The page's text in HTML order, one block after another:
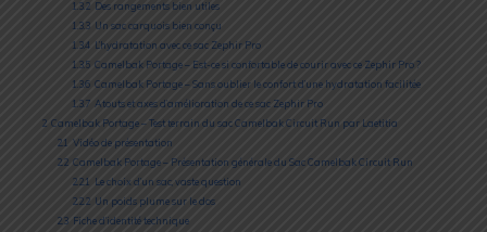
1.3.2 Des rangements bien utiles
1.3.3 Un sac carquois bien conçu
1.3.4 L’hydratation avec ce sac Zephir Pro
1.3.5 Camelbak Portage – Est-ce si confortable de courir avec ce Zephir Pro ?
1.3.6 Camelbak Portage – Sans oublier le confort d’une hydratation facilitée
1.3.7 Atouts et axes d’amélioration de ce sac Zephir Pro
2 Camelbak Portage – Test terrain du sac Camelbak Circuit Run par Laetitia
2.1 Vidéo de présentation
2.2 Camelbak Portage – Présentation générale du Sac Camelbak Circuit Run
2.2.1
Le choix d’un sac, vaste question
2.2.2 Un poids plume sur le dos
2.3 Fiche d’identité technique